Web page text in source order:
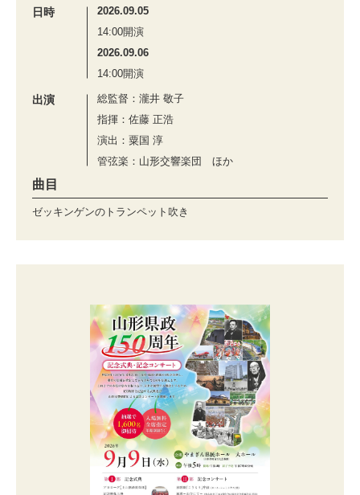
日時
2026.09.05
14:00開演
2026.09.06
14:00開演
出演
総監督：瀧井 敬子
指揮：佐藤 正浩
演出：粟国 淳
管弦楽：山形交響楽団 ほか
曲目
ゼッキンゲンのトランペット吹き